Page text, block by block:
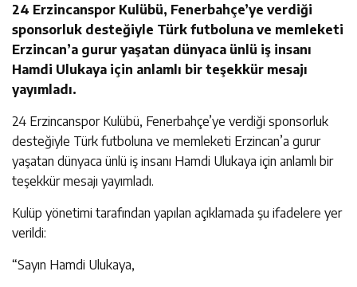
24 Erzincanspor Kulübü, Fenerbahçe’ye verdiği
sponsorluk desteğiyle Türk futboluna ve memleketi
Erzincan’a gurur yaşatan dünyaca ünlü iş insanı
Hamdi Ulukaya için anlamlı bir teşekkür mesajı
yayımladı.
24 Erzincanspor Kulübü, Fenerbahçe’ye verdiği sponsorluk
desteğiyle Türk futboluna ve memleketi Erzincan’a gurur
yaşatan dünyaca ünlü iş insanı Hamdi Ulukaya için anlamlı bir
teşekkür mesajı yayımladı.
Kulüp yönetimi tarafından yapılan açıklamada şu ifadelere yer
verildi:
“Sayın Hamdi Ulukaya,